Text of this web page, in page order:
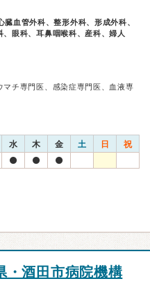
血管外科、整形外科、形成外科、
眼科、耳鼻咽喉科、産科、婦人
チ専門医、感染症専門医、血液専
水 木 金 土 日 祝
・酒田市病院機構